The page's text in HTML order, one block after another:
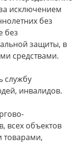
исключением
без
без
защиты, в
средствами.
службу
инвалидов.
всех объектов
товарами,